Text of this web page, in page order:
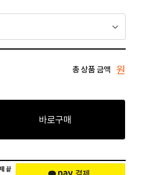
총 상품 금액 원
바로구매